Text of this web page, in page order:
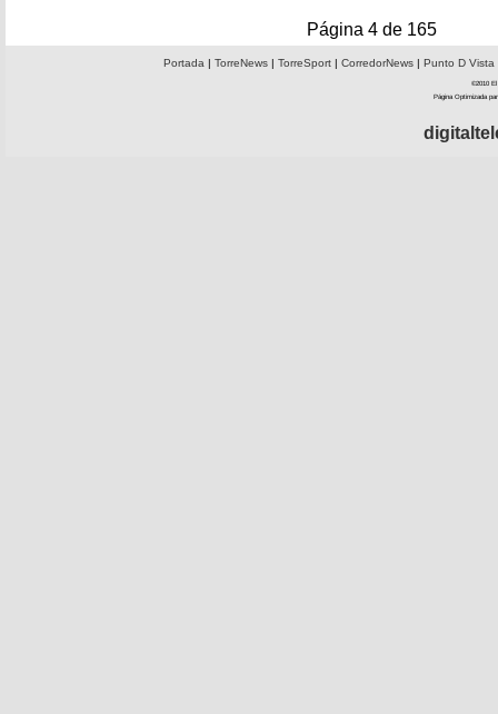
Página 4 de 165
Portada | TorreNews| TorreSport| CorredorNews| Punto D Vista
©2010 El
Página Optimizada